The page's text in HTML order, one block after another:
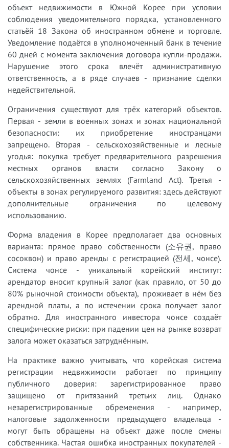
объект недвижимости в Южной Корее при условии
соблюдения уведомительного порядка, установленного
статьёй 18 Закона об иностранном обмене и торговле.
Уведомление подаётся в уполномоченный банк в течение
60 дней с момента заключения договора купли-продажи.
Нарушение этого срока влечёт административную
ответственность, а в ряде случаев - признание сделки
недействительной.
Ограничения существуют для трёх категорий объектов.
Первая - земли в военных зонах и зонах национальной
безопасности: их приобретение иностранцами
запрещено. Вторая - сельскохозяйственные и лесные
угодья: покупка требует предварительного разрешения
местных органов власти согласно Закону о
сельскохозяйственных землях (Farmland Act). Третья -
объекты в зонах регулируемого развития: здесь действуют
дополнительные ограничения по целевому
использованию.
Форма владения в Корее предполагает два основных
варианта: прямое право собственности (소유권, право
сосоквон) и право аренды с регистрацией (전세, чонсе).
Система чонсе - уникальный корейский институт:
арендатор вносит крупный залог (как правило, от 50 до
80% рыночной стоимости объекта), проживает в нём без
арендной платы, а по истечении срока получает залог
обратно. Для иностранного инвестора чонсе создаёт
специфические риски: при падении цен на рынке возврат
залога может оказаться затруднённым.
На практике важно учитывать, что корейская система
регистрации недвижимости работает по принципу
публичного доверия: зарегистрированное право
защищено от притязаний третьих лиц. Однако
незарегистрированные обременения - например,
налоговые задолженности предыдущего владельца -
могут быть обращены на объект даже после смены
собственника. Частая ошибка иностранных покупателей -